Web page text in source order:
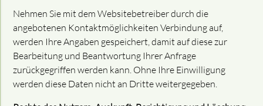
Nehmen Sie mit dem Websitebetreiber durch die
angebotenen Kontaktmöglichkeiten Verbindung auf,
werden Ihre Angaben gespeichert, damit auf diese zur
Bearbeitung und Beantwortung Ihrer Anfrage
zurückgegriffen werden kann. Ohne Ihre Einwilligung
werden diese Daten nicht an Dritte weitergegeben.